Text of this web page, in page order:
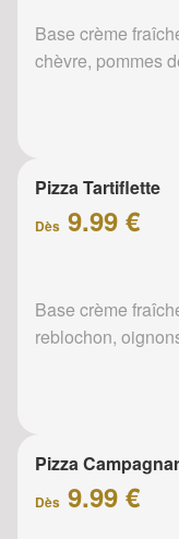
Base crème
chèvre, pommes
Pizza Tartiflette
Dès 9.99 €
Base crème
reblochon,
Pizza
Dès 9.99 €